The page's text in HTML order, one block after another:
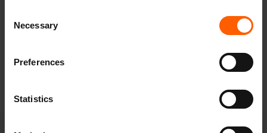
Necessary
Preferences
Statistics
Koffie is voor ons geen doel op zich. Het is een middel om
waarde te creëren. In smaak. In beleving. En in wat we